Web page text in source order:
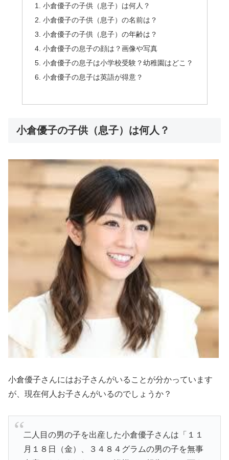
小倉優子の子供（息子）は何人？
小倉優子の子供（息子）の名前は？
小倉優子の子供（息子）の年齢は？
小倉優子の息子の顔は？画像や写真
小倉優子の息子は小学校受験？幼稚園はどこ？
小倉優子の息子は英語が得意？
小倉優子の子供（息子）は何人？
小倉優子さんにはお子さんがいることが分かっています
が、現在何人お子さんがいるのでしょうか？
二人目の男の子を出産した小倉優子さんは「１１
月１８日（金）、３４８４グラムの男の子を無事